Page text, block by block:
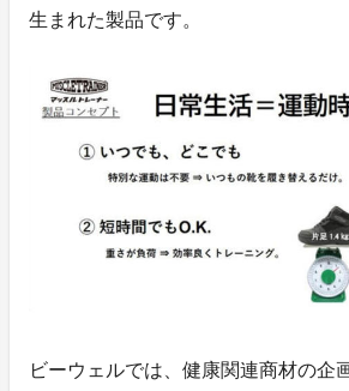
生まれた製品です。
ビーウェルでは、健康関連商材の企